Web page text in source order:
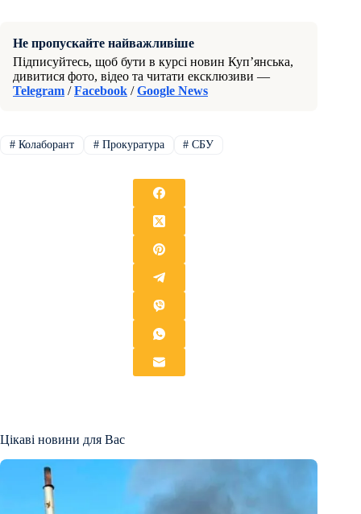
Не пропускайте найважливіше
Підписуйтесь, щоб бути в курсі новин Куп’янська,
дивитися фото, відео та читати ексклюзиви —
Telegram /Facebook /Google News
#Колаборант #Прокуратура # СБУ
Цікаві новини для Вас